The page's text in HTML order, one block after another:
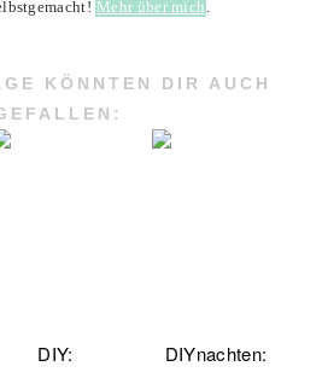
Mehr über mich .
KÖNNTEN DIR AUCH
DIY:
DIYnachten: